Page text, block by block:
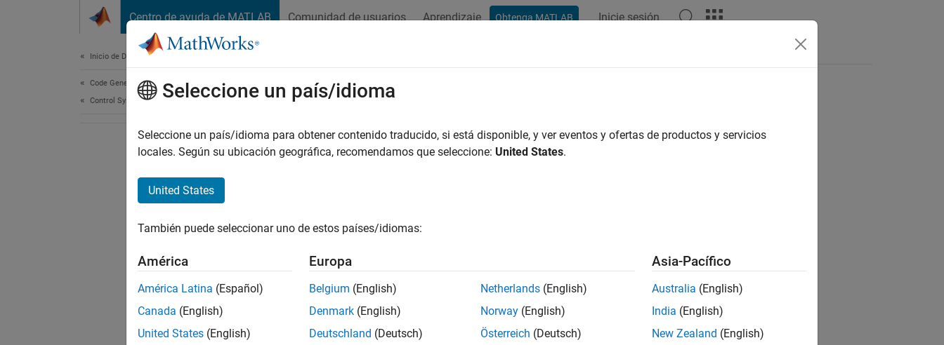
Centro de ayuda de MATLAB Comunidad de usuarios Aprendizaje Obtenga MATLAB Inicie sesión
Inicio de Documentación
Code Generation
Control Systems
How useful was this information?
Seleccione un país/idioma
Seleccione un país/idioma para obtener contenido traducido, si está disponible, y ver eventos y ofertas de productos y servicios
locales. Según su ubicación geográfica, recomendamos que seleccione: United States.
United States
También puede seleccionar uno de estos países/idiomas:
América
América Latina (Español)
Canada (English)
United States (English)
Europa
Belgium (English)
Denmark (English)
Deutschland (Deutsch)
Netherlands (English)
Norway (English)
Österreich (Deutsch)
Asia-Pacífico
Australia (English)
India (English)
New Zealand (English)